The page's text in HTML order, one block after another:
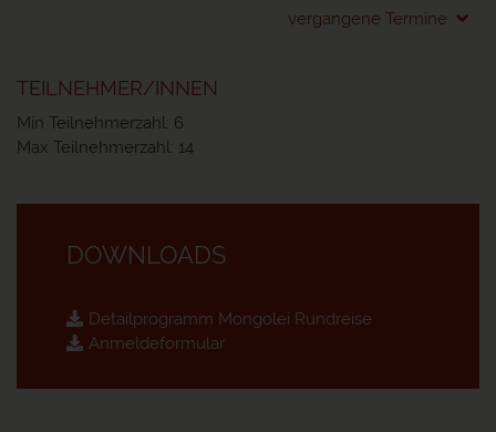
vergangene Termine
TEILNEHMER/INNEN
Min Teilnehmerzahl: 6
Max Teilnehmerzahl: 14
DOWNLOADS
Detailprogramm Mongolei Rundreise
Anmeldeformular